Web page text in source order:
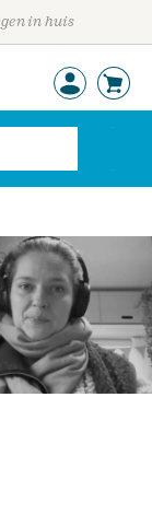
in huis